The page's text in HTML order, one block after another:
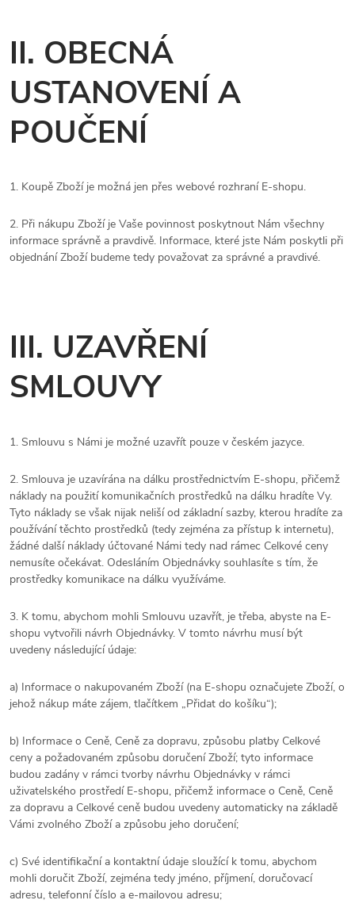
II. OBECNÁ
USTANOVENÍ A
POUČENÍ
1. Koupě Zboží je možná jen přes webové rozhraní E-shopu.
2. Při nákupu Zboží je Vaše povinnost poskytnout Nám všechny
informace správně a pravdivě. Informace, které jste Nám poskytli při
objednání Zboží budeme tedy považovat za správné a pravdivé.
III. UZAVŘENÍ
SMLOUVY
1. Smlouvu s Námi je možné uzavřít pouze v českém jazyce.
2. Smlouva je uzavírána na dálku prostřednictvím E-shopu, přičemž
náklady na použití komunikačních prostředků na dálku hradíte Vy.
Tyto náklady se však nijak neliší od základní sazby, kterou hradíte za
používání těchto prostředků (tedy zejména za přístup k internetu),
žádné další náklady účtované Námi tedy nad rámec Celkové ceny
nemusíte očekávat. Odesláním Objednávky souhlasíte s tím, že
prostředky komunikace na dálku využíváme.
3. K tomu, abychom mohli Smlouvu uzavřít, je třeba, abyste na E-
shopu vytvořili návrh Objednávky. V tomto návrhu musí být
uvedeny následující údaje:
a) Informace o nakupovaném Zboží (na E-shopu označujete Zboží, o
jehož nákup máte zájem, tlačítkem „Přidat do košíku“);
b) Informace o Ceně, Ceně za dopravu, způsobu platby Celkové
ceny a požadovaném způsobu doručení Zboží; tyto informace
budou zadány v rámci tvorby návrhu Objednávky v rámci
uživatelského prostředí E-shopu, přičemž informace o Ceně, Ceně
za dopravu a Celkové ceně budou uvedeny automaticky na základě
Vámi zvolného Zboží a způsobu jeho doručení;
c) Své identifikační a kontaktní údaje sloužící k tomu, abychom
mohli doručit Zboží, zejména tedy jméno, příjmení, doručovací
adresu, telefonní číslo a e-mailovou adresu;